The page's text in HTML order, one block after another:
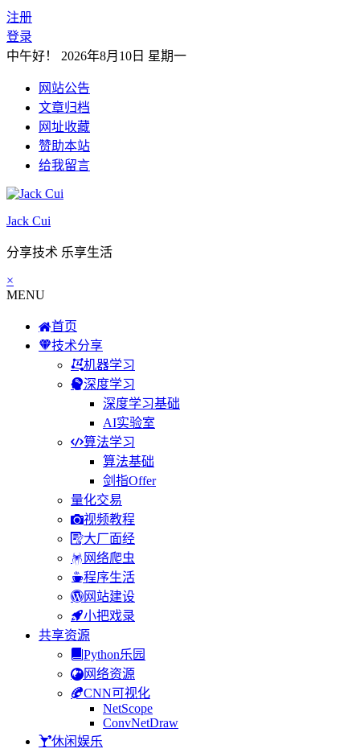
注册
登录
中午好！ 2026年8月10日 星期一
网站公告
文章归档
网址收藏
赞助本站
给我留言
Jack Cui
分享技术 乐享生活
×
MENU
首页
技术分享
机器学习
深度学习
深度学习基础
AI实验室
算法学习
算法基础
剑指Offer
量化交易
视频教程
大厂面经
网络爬虫
程序生活
网站建设
小把戏录
共享资源
Python乐园
网络资源
CNN可视化
NetScope
ConvNetDraw
休闲娱乐